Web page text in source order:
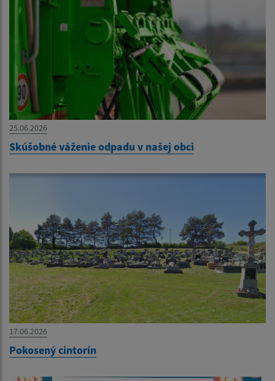
25.06.2026
Skúšobné váženie odpadu v našej obci
17.06.2026
Pokosený cintorín